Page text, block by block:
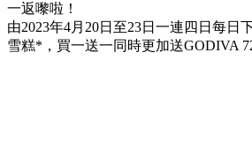
一返嚟啦！
由2023年4月20日至23日一連四日每日
雪糕*，買一送一同時更加送GODIVA